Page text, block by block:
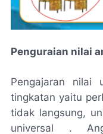
Penguraian nilai
Pengajaran nilai
tingkatan yaitu
tidak langsung,
universal .